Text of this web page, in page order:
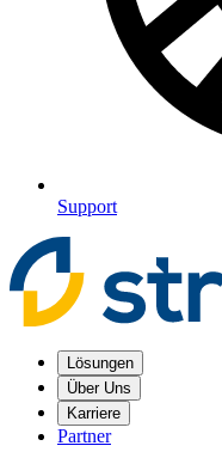
Support
Lösungen
Über Uns
Karriere
Partner